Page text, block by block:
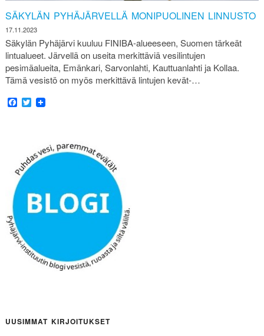
SÄKYLÄN PYHÄJÄRVELLÄ MONIPUOLINEN LINNUSTO
17.11.2023
Säkylän Pyhäjärvi kuuluu FINIBA-alueeseen, Suomen tärkeät
lintualueet. Järvellä on useita merkittäviä vesilintujen
pesimäalueita, Emänkari, Sarvonlahti, Kauttuanlahti ja Kollaa.
Tämä vesistö on myös merkittävä lintujen kevät-…
Facebook
Twitter
UUSIMMAT KIRJOITUKSET